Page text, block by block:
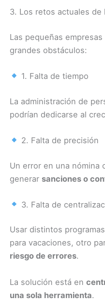
3. Los retos actuales de
Las pequeñas
grandes obstáculos:
1. Falta de tiempo
La administración de
podrían dedicarse al
2. Falta de precisión
Un error en una nómina
generar sanciones o
3. Falta de
Usar distintos
para vacaciones, otro
riesgo de errores.
La solución está en
una sola herramienta.